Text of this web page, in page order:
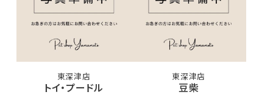
東深津店
トイ・プードル
東深津店
豆柴